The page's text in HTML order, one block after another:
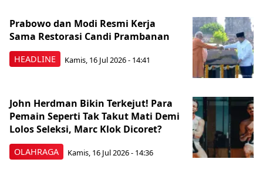
HEADLINE
Prabowo dan Modi Resmi Kerja
Sama Restorasi Candi Prambanan
Kamis, 16 Jul 2026 - 14:41
OLAHRAGA
John Herdman Bikin Terkejut! Para
Pemain Seperti Tak Takut Mati Demi
Lolos Seleksi, Marc Klok Dicoret?
Kamis, 16 Jul 2026 - 14:36